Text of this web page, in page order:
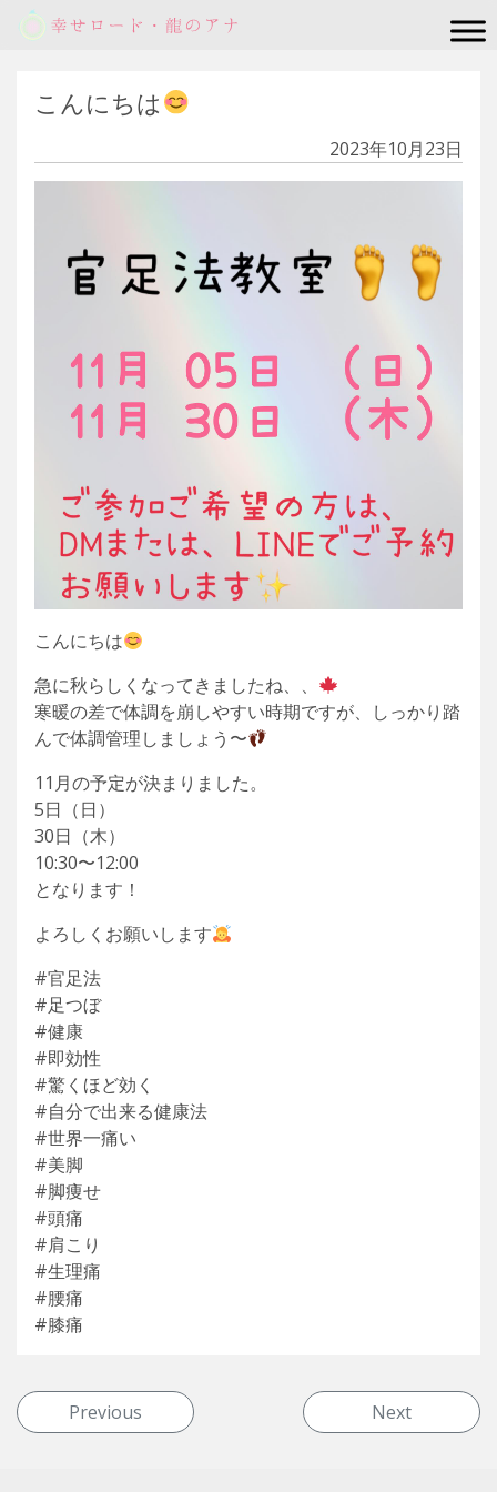
Main Navigation
こんにちは
2023年10月23日
こんにちは
急に秋らしくなってきましたね、、
寒暖の差で体調を崩しやすい時期ですが、しっかり踏
んで体調管理しましょう〜
11月の予定が決まりました。
5日（日）
30日（木）
10:30〜12:00
となります！
よろしくお願いします
#官足法
#足つぼ
#健康
#即効性
#驚くほど効く
#自分で出来る健康法
#世界一痛い
#美脚
#脚痩せ
#頭痛
#肩こり
#生理痛
#腰痛
#膝痛
投稿ナビゲーション
Previous Next